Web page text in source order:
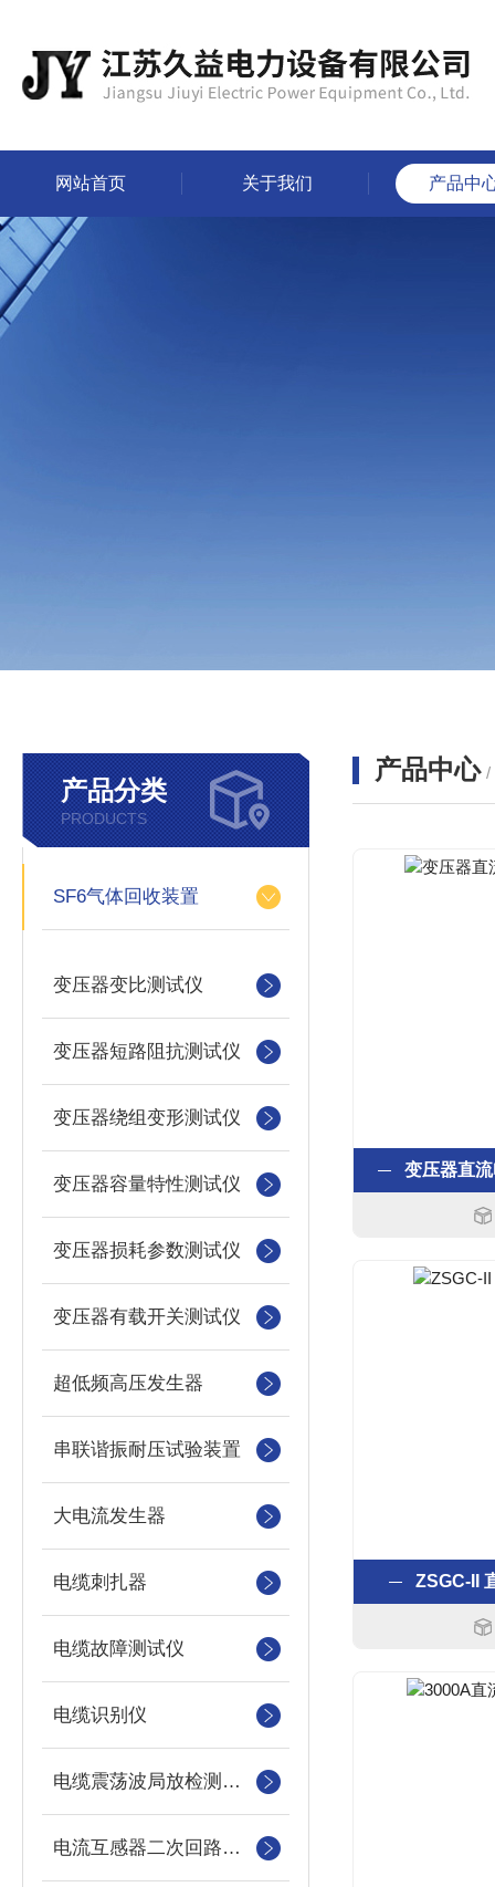
网站首页 关于我们 产品中
产品分类
PRODUCTS
SF6气体回收装置
变压器变比测试仪
变压器短路阻抗测试仪
变压器绕组变形测试仪
变压器容量特性测试仪
变压器损耗参数测试仪
变压器有载开关测试仪
超低频高压发生器
串联谐振耐压试验装置
大电流发生器
电缆刺扎器
电缆故障测试仪
电缆识别仪
电缆震荡波局放检测装置
电流互感器二次回路测试仪
产品中心 /
变压器直
ZSGC-II